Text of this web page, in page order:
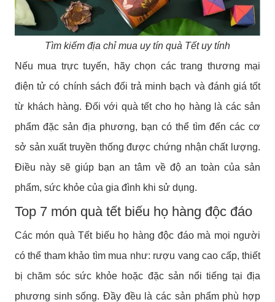
Tìm kiếm địa chỉ mua uy tín quà Tết uy tính
Nếu mua trực tuyến, hãy chọn các trang thương mại
điện tử có chính sách đổi trả minh bạch và đánh giá tốt
từ khách hàng. Đối với quà tết cho họ hàng là các sản
phẩm đặc sản địa phương, bạn có thể tìm đến các cơ
sở sản xuất truyền thống được chứng nhận chất lượng.
Điều này sẽ giúp bạn an tâm về độ an toàn của sản
phẩm, sức khỏe của gia đình khi sử dụng.
Top 7 món quà tết biếu họ hàng độc đáo
Các món quà Tết biếu họ hàng độc đáo mà mọi người
có thể tham khảo tìm mua như: rượu vang cao cấp, thiết
bị chăm sóc sức khỏe hoặc đặc sản nổi tiếng tại địa
phương sinh sống. Đầy đều là các sản phẩm phù hợp